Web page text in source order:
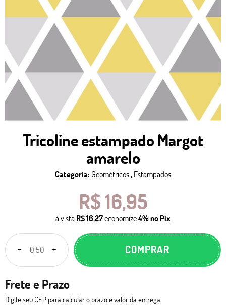
Tricoline estampado Margot
amarelo
Categoria: Geométricos, Estampados
R$ 16,95
à vista R$ 16,27economize4%no Pix
COMPRAR
Frete e Prazo
Digite seu CEP para calcular o prazo e valor da entrega